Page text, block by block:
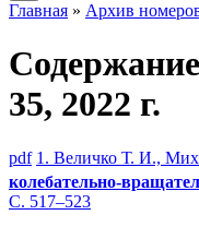
Главная » Архив
35, 2022 г.
pdf 1. Величко Т. И.,
колебательно-
С. 517–523